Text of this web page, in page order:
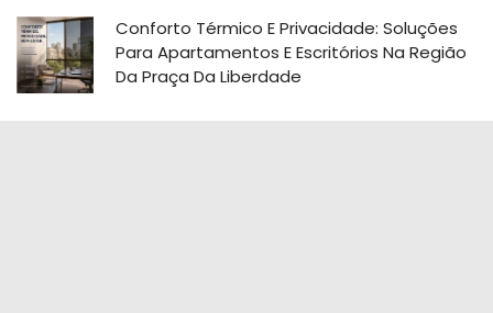
Conforto Térmico E Privacidade: Soluções
Para Apartamentos E Escritórios Na Região
Da Praça Da Liberdade